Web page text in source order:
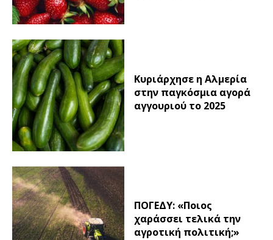
Κυριάρχησε η Αλμερία
στην παγκόσμια αγορά
αγγουριού το 2025
ΠΟΓΕΔΥ: «Ποιος
χαράσσει τελικά την
αγροτική πολιτική;»